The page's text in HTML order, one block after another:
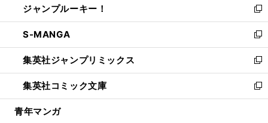
く
で
開
く
ド
ウ
で
開
く
ィ
ン
ド
ウ
で
開
く
い
ウ
ィ
ン
ド
ウ
で
開
ジャンプルーキー！
新
し
い
ウ
ィ
ン
ド
ウ
S-MANGA
新
し
い
ウ
ィ
ン
集英社ジャンプリミックス
新
し
い
ウ
集英社コミック文庫
新
し
青年マンガ